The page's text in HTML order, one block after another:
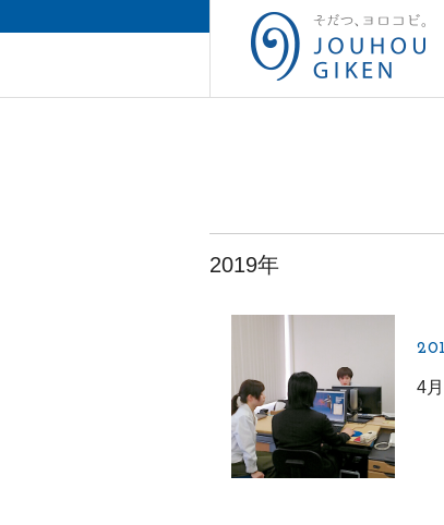
2019年
4